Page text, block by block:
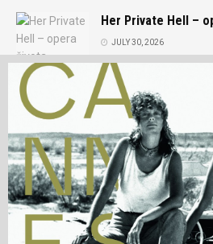
Her Private Hell –
JULY 30, 2026
Intervju: Andrey
JULY 15, 2026
Prijatelji portala Kontakt